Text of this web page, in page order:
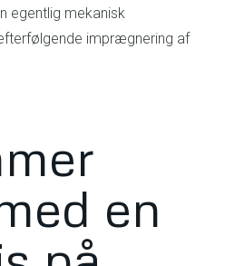
egentlig mekanisk
imprægnering af
en